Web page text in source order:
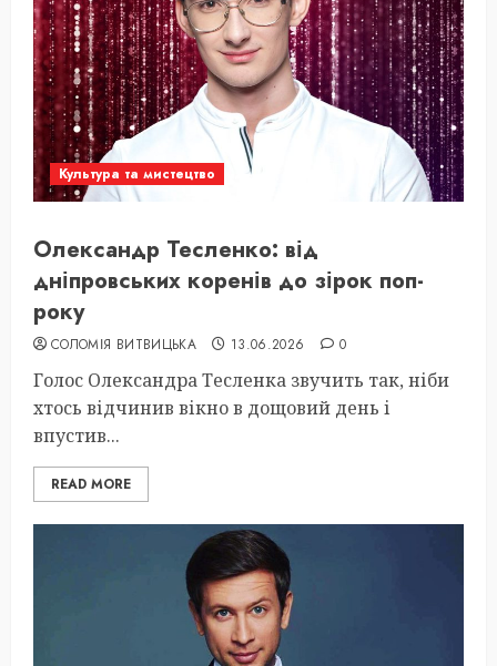
Культура та мистецтво
Олександр Тесленко: від
дніпровських коренів до зірок поп-
року
СОЛОМІЯ ВИТВИЦЬКА 13.06.2026 0
Голос Олександра Тесленка звучить так, ніби
хтось відчинив вікно в дощовий день і
впустив...
READ MORE